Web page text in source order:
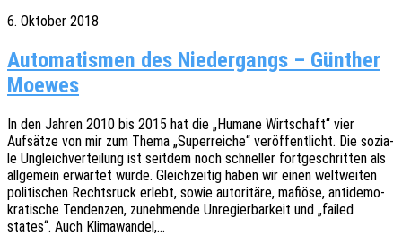
6. Oktober 2018
Automatismen des Niedergangs – Günther
Moewes
In den Jahren 2010 bis 2015 hat die „Humane Wirt­schaft“ vier
Aufsät­ze von mir zum Thema „Super­rei­che“ veröf­fent­licht. Die sozia­
le Ungleich­ver­tei­lung ist seit­dem noch schnel­ler fort­ge­schrit­ten als
allge­mein erwar­tet wurde. Gleich­zei­tig haben wir einen welt­wei­ten
poli­ti­schen Rechts­ruck erlebt, sowie auto­ri­tä­re, mafiö­se, anti­de­mo­
kra­ti­sche Tenden­zen, zuneh­men­de Unre­gier­bar­keit und „failed
states“. Auch Klimawandel,…